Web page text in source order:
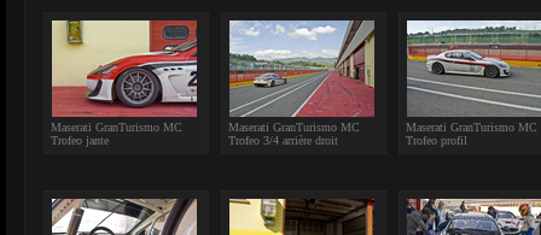
Maserati GranTurismo MC
Trofeo jante
Maserati GranTurismo MC
Trofeo 3/4 arrière droit
Maserati GranTurismo MC
Trofeo profil